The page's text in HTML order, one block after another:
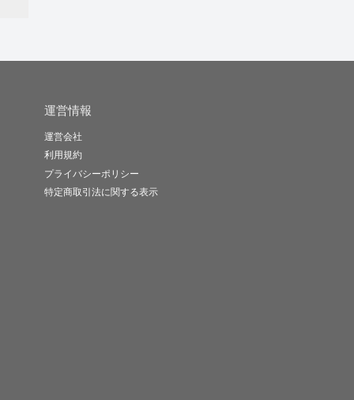
運営情報
運営会社
利用規約
プライバシーポリシー
特定商取引法に関する表示